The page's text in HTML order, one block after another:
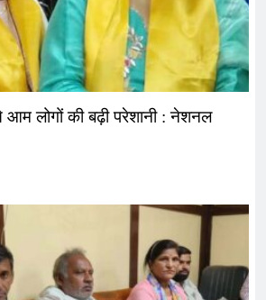
लोगों की बढ़ी परेशानी : नेशनल